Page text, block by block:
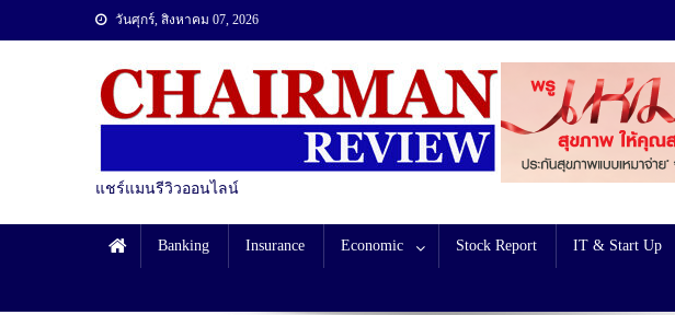
วันศุกร์, สิงหาคม 07, 2026
แชร์แมนรีวิวออนไลน์
Banking Insurance Economic Stock Report IT & Start Up